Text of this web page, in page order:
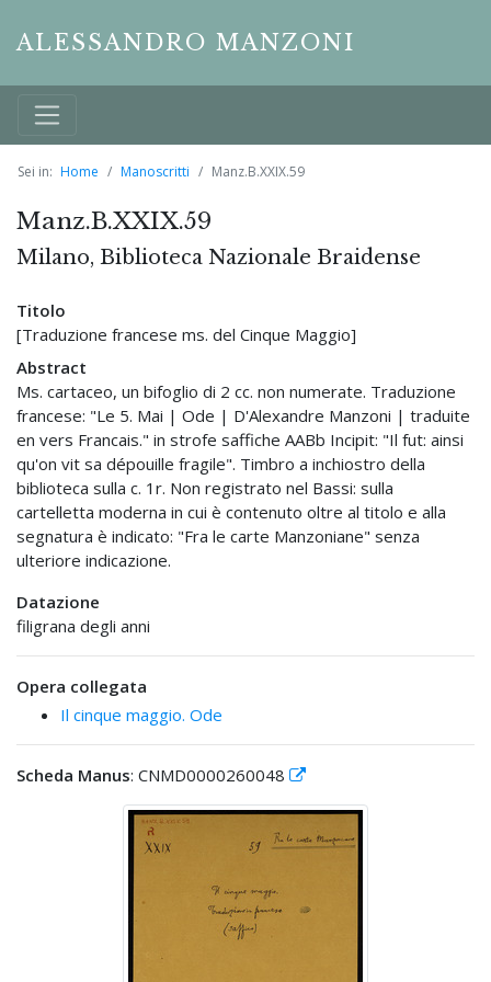
ALESSANDRO MANZONI
Sei in: Home Manoscritti Manz.B.XXIX.59
Manz.B.XXIX.59
Milano, Biblioteca Nazionale Braidense
Titolo
[Traduzione francese ms. del Cinque Maggio]
Abstract
Ms. cartaceo, un bifoglio di 2 cc. non numerate. Traduzione
francese: "Le 5. Mai | Ode | D'Alexandre Manzoni | traduite
en vers Francais." in strofe saffiche AABb Incipit: "Il fut: ainsi
qu'on vit sa dépouille fragile". Timbro a inchiostro della
biblioteca sulla c. 1r. Non registrato nel Bassi: sulla
cartelletta moderna in cui è contenuto oltre al titolo e alla
segnatura è indicato: "Fra le carte Manzoniane" senza
ulteriore indicazione.
Datazione
filigrana degli anni
Opera collegata
Il cinque maggio. Ode
Scheda Manus: CNMD0000260048